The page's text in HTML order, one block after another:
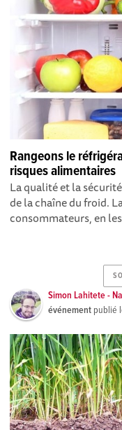
Rangeons le
risques alimentaires
La qualité et la
de la chaîne du froid.
consommateurs, en
Simon Lahitete -
événement publié